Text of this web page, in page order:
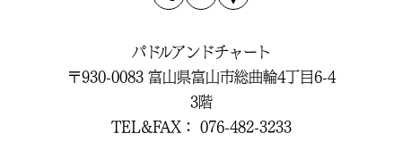
パドルアンドチャート
〒930-0083 富山県富山市総曲輪4丁目6-4
3階
TEL&FAX： 076-482-3233